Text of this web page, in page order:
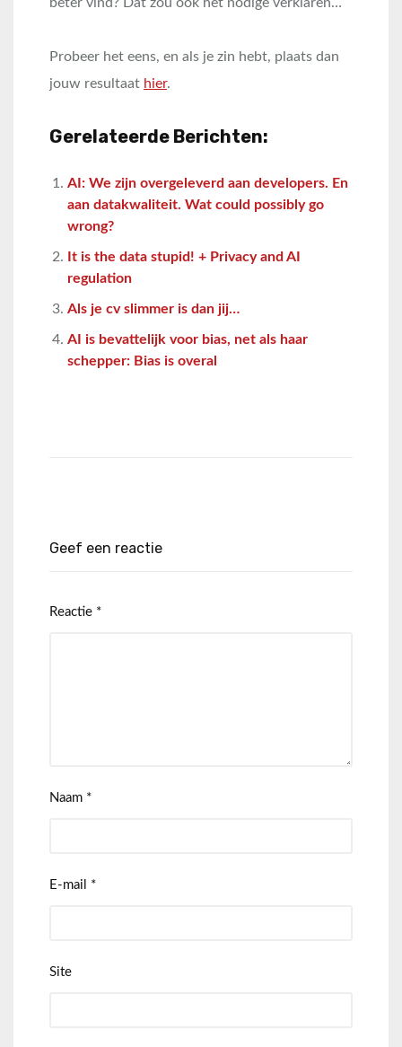
Probeer het eens, en als je zin hebt, plaats dan
jouw resultaat hier.
Gerelateerde Berichten:
AI: We zijn overgeleverd aan developers. En
aan datakwaliteit. Wat could possibly go
wrong?
It is the data stupid! + Privacy and AI
regulation
Als je cv slimmer is dan jij…
AI is bevattelijk voor bias, net als haar
schepper: Bias is overal
Geef een reactie
Reactie *
Naam *
E-mail *
Site